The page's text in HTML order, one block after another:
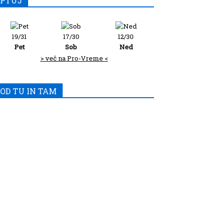
19/31
Pet
17/30
Sob
12/30
Ned
> več na Pro-Vreme <
OD TU IN TAM